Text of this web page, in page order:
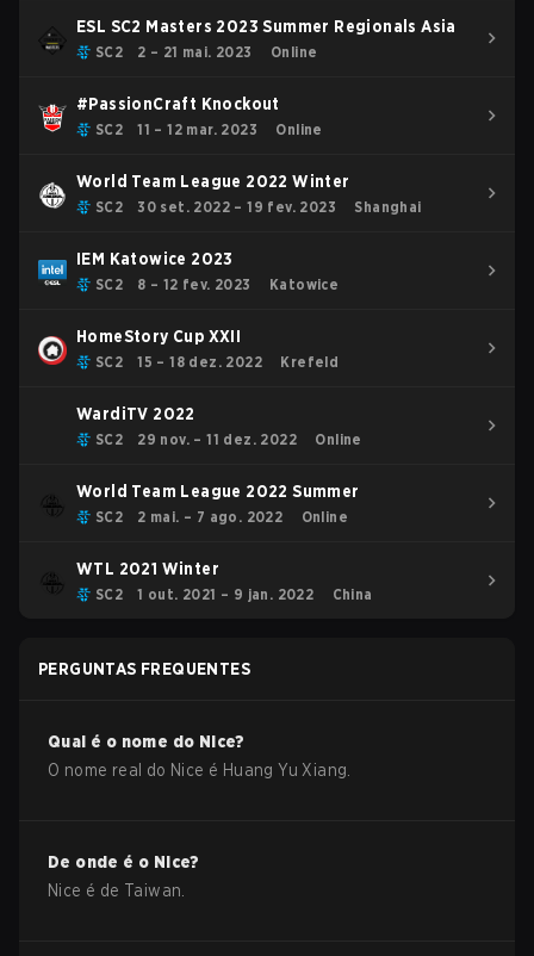
ESL SC2 Masters 2023 Summer Regionals Asia
SC2 2 – 21 mai. 2023 Online
#PassionCraft Knockout
SC2 11 – 12 mar. 2023 Online
World Team League 2022 Winter
SC2 30 set. 2022 – 19 fev. 2023 Shanghai
IEM Katowice 2023
SC2 8 – 12 fev. 2023 Katowice
HomeStory Cup XXII
SC2 15 – 18 dez. 2022 Krefeld
WardiTV 2022
SC2 29 nov. – 11 dez. 2022 Online
World Team League 2022 Summer
SC2 2 mai. – 7 ago. 2022 Online
WTL 2021 Winter
SC2 1 out. 2021 – 9 jan. 2022 China
PERGUNTAS FREQUENTES
Qual é o nome do Nice?
O nome real do Nice é Huang Yu Xiang
De onde é o Nice?
Nice é de Taiwan